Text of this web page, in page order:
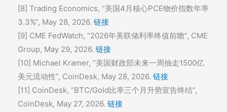
[8] Trading Economics, “美国4月核心PCE物价指数年率
3.3%”, May 28, 2026. 链接
[9] CME FedWatch, “2026年美联储利率终值前瞻”, CME
Group, May 29, 2026. 链接
[10] Michael Kramer, “美国财政部未来一周抽走1500亿
美元流动性”, CoinDesk, May 28, 2026. 链接
[11] CoinDesk, “BTC/Gold比率三个月升势宣告终结”,
CoinDesk, May 27, 2026. 链接